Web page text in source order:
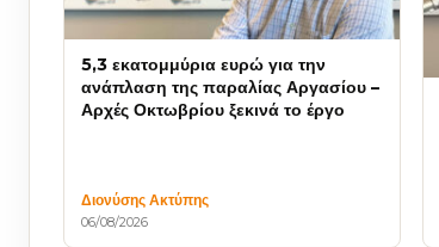
5,3 εκατομμύρια ευρώ για την
ανάπλαση της παραλίας Αργασίου –
Αρχές Οκτωβρίου ξεκινά το έργο
Διονύσης Ακτύπης
06/08/2026